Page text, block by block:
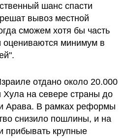
шанс спасти
вывоз местной
сможем хотя бы часть
оцениваются минимум в
отдано около 20.000
на севере страны до
Арава. В рамках реформы
снизило пошлины, и на
прибывать крупные